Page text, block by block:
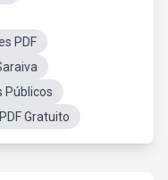
PDF
Públicos
Gratuito